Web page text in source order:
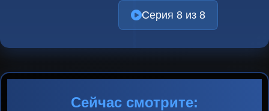
Серия 8 из 8
Сейчас смотрите: